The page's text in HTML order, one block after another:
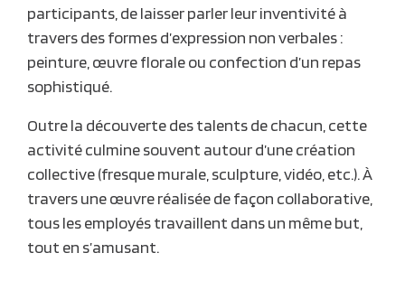
participants, de laisser parler leur inventivité à
travers des formes d’expression non verbales :
peinture, œuvre florale ou confection d’un repas
sophistiqué.
Outre la découverte des talents de chacun, cette
activité culmine souvent autour d’une création
collective (fresque murale, sculpture, vidéo, etc.). À
travers une œuvre réalisée de façon collaborative,
tous les employés travaillent dans un même but,
tout en s’amusant.